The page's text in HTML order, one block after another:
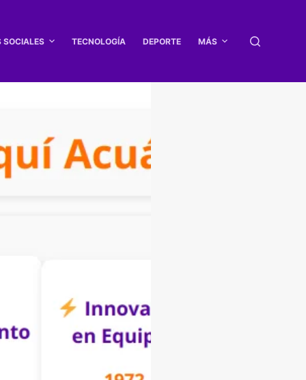
SOCIALES TECNOLOGÍA DEPORTE MÁS